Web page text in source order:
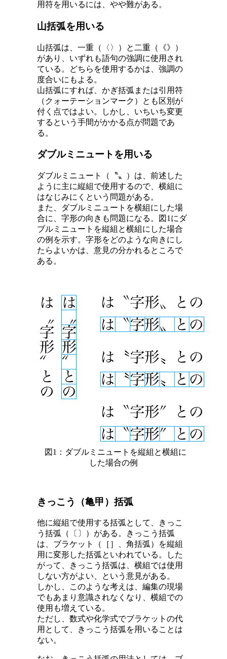
用符を用いるには、やや難がある。
山括弧を用いる
山括弧は、一重（〈〉）と二重（《》）
があり、いずれも語句の強調に使用され
ている。どちらを使用するかは、強調の
度合いにもよる。
山括弧にすれば、かぎ括弧または引用符
（クォーテーションマーク）とも区別が
付く点ではよい。しかし、いちいち変更
するという手間がかかる点が問題であ
る。
ダブルミニュートを用いる
ダブルミニュート（〝〟）は、前述した
ように主に縦組で使用するので、横組に
はなじみにくという問題がある。
また、ダブルミニュートを横組にした場
合に、字形の向きも問題になる。図1にダ
ブルミニュートを縦組と横組にした場合
の例を示す。字形をどのような向きにし
たらよいかは、意見の分かれるところで
ある。
図1：ダブルミニュートを縦組と横組に
した場合の例
きっこう（亀甲）括弧
他に縦組で使用する括弧として、きっこ
う括弧（〔〕）がある。きっこう括弧
は、ブラケット（［］、角括弧）を縦組
用に変形した括弧といわれている。した
がって、きっこう括弧は、横組では使用
しない方がよい、という意見がある。
しかし、このような考えは、編集の現場
でもあまり意識されなくなり、横組での
使用も増えている。
ただし、数式や化学式でブラケットの代
用として、きっこう括弧を用いることは
ない。